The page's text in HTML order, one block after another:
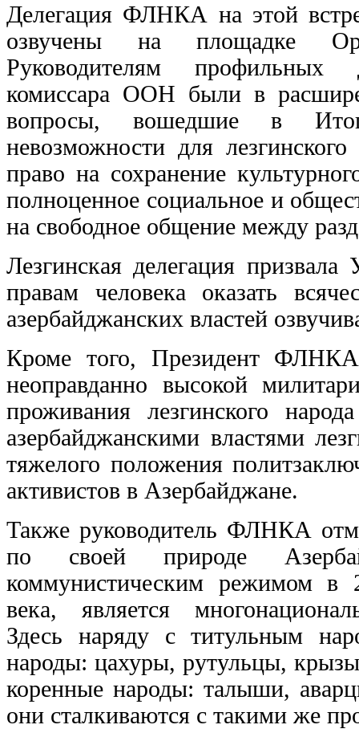
Делегация ФЛНКА на этой
озвучены на площадке
Руководителям профильных
комиссара ООН были в
вопросы, вошедшие в
невозможности для
право на сохранение
полноценное социальное и
на свободное общение между
Лезгинская делегация
правам человека оказать
азербайджанских властей
Кроме того, Президент
неоправданно высокой
проживания лезгинского
азербайджанскими властями
тяжелого положения
активистов в Азербайджане.
Также руководитель ФЛНКА
по своей природе
коммунистическим режимом в
века, является
Здесь наряду с титульным
народы: цахуры, рутульцы,
коренные народы: талыши,
они сталкиваются с такими же